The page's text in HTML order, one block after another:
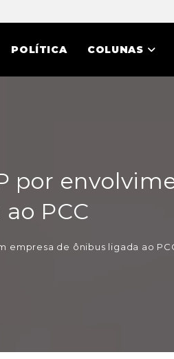
POLÍTICA COLUNAS
por
PCC
empresa de ônibus ligada ao